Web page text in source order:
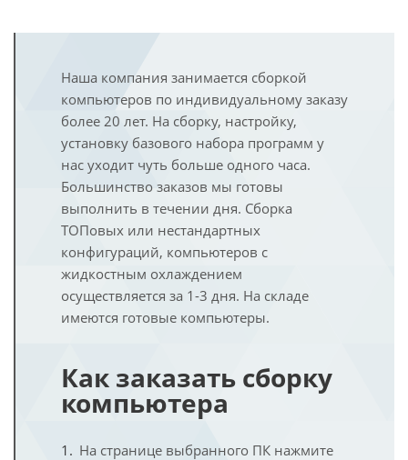
Наша компания занимается сборкой
компьютеров по индивидуальному заказу
более 20 лет. На сборку, настройку,
установку базового набора программ у
нас уходит чуть больше одного часа.
Большинство заказов мы готовы
выполнить в течении дня. Сборка
ТОПовых или нестандартных
конфигураций, компьютеров с
жидкостным охлаждением
осуществляется за 1-3 дня. На складе
имеются готовые компьютеры.
Как заказать сборку
компьютера
На странице выбранного ПК нажмите